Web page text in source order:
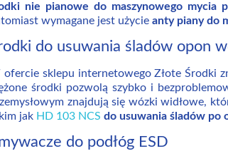
nie pianowe do maszynowego mycia
wymagane jest użycie anty piany do
do usuwania śladów opon
ofercie sklepu internetowego Złote Środki
środki pozwolą szybko i
znajdują się wózki widłowe,
jak HD 103 NCS do usuwania śladów po
do podłóg ESD